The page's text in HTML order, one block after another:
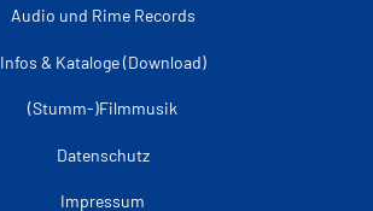
Audio und Rime Records
Infos & Kataloge (Download)
(Stumm-)Filmmusik
Datenschutz
Impressum